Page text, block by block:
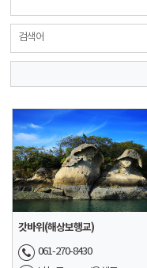
검색어
갓바위(해상보행교)
061-270-8430